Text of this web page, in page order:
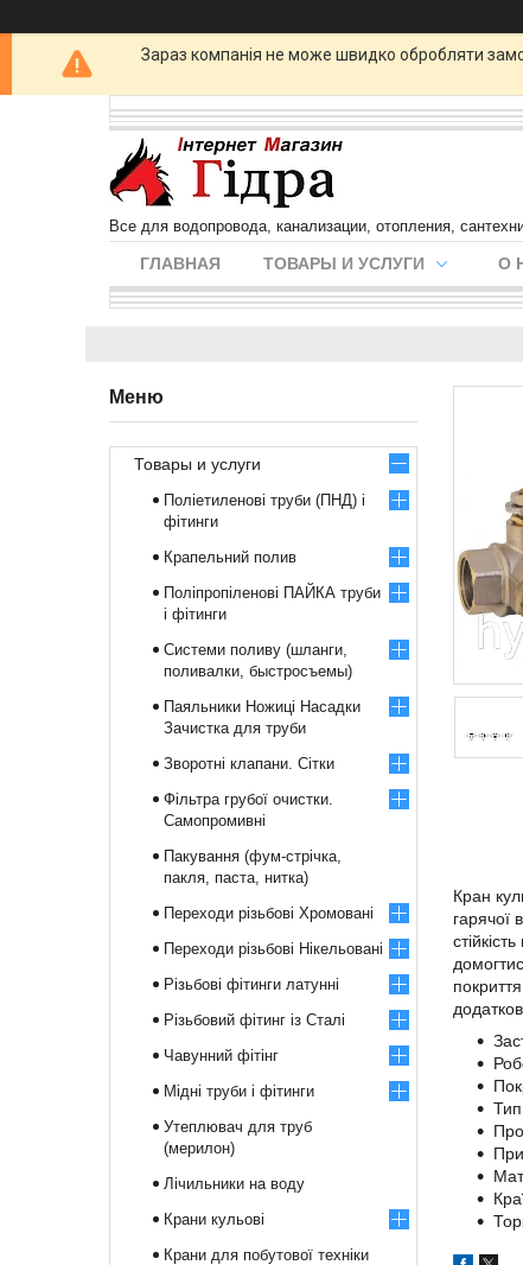
Зараз компанія не може швидко обробляти
Все для водопровода, канализации, отопления,
ГЛАВНАЯ ТОВАРЫ И УСЛУГИ О
Кран
гарячої
Товары и услуги
Поліетиленові труби (ПНД) і
фітинги
Крапельний полив
Поліпропіленові ПАЙКА труби
і фітинги
Системи поливу (шланги,
поливалки, быстросъемы)
Паяльники Ножиці Насадки
Зачистка для труби
Зворотні клапани. Сітки
Фільтра грубої очистки.
Самопромивні
Пакування (фум-стрічка,
пакля, паста, нитка)
Переходи різьбові Хромовані
Переходи різьбові Нікельовані
Різьбові фітинги латунні
Різьбовий фітинг із Сталі
Чавунний фітінг
Мідні труби і фітинги
Утеплювач для труб
(мерилон)
Лічильники на воду
Крани кульові
Крани для побутової техніки